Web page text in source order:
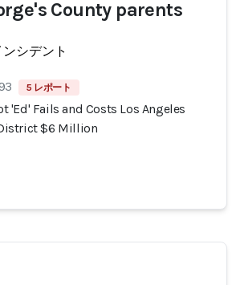
County parents
シデント
5 レポート
'Ed' Fails and Costs Los Angeles
$6 Million